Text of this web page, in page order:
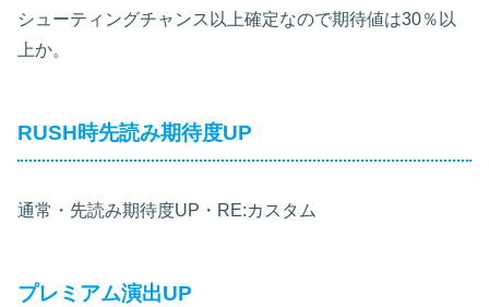
シューティングチャンス以上確定なので期待値は30％以
上か。
RUSH時先読み期待度UP
通常・先読み期待度UP・RE:カスタム
プレミアム演出UP